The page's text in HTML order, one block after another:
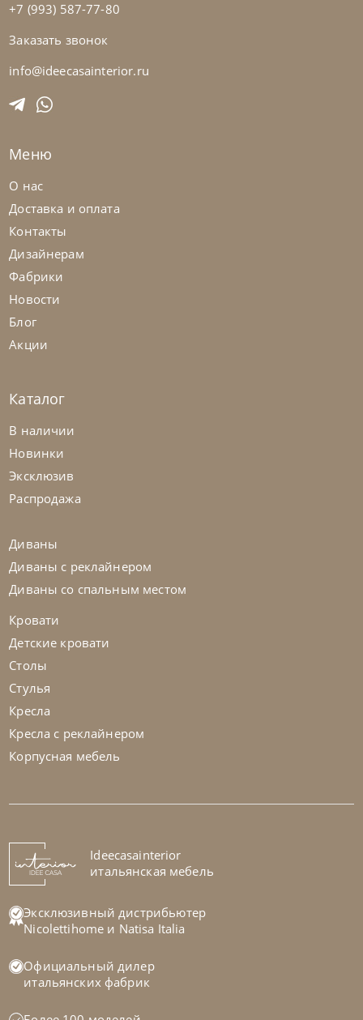
Franco Bianchini
Кровать Cyn 5201 K Florida
Franco Bianchini
Кровать Cyn 5301 K Florida Big
Кровать Eln 5033 K Princess
На заказ 45-90 дн
+7 (993) 587-77-80
Заказать звонок
info@ideecasainterior.ru
Меню
О нас
Доставка и оплата
Контакты
Дизайнерам
Фабрики
Новости
Блог
Акции
Каталог
В наличии
Новинки
Эксклюзив
Распродажа
Диваны
Диваны с реклайнером
Диваны со спальным местом
Кровати
Детские кровати
Столы
Стулья
Кресла
Кресла с реклайнером
Корпусная мебель
Ideecasainterior
итальянская мебель
Эксклюзивный дистрибьютер
Nicolettihome и Natisa Italia
Официальный дилер
итальянских фабрик